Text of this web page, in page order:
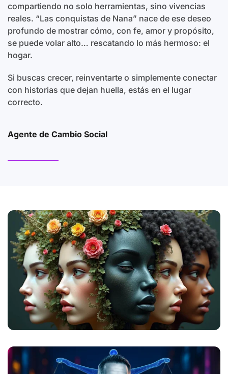
compartiendo no solo herramientas, sino vivencias
reales. “Las conquistas de Nana” nace de ese deseo
profundo de mostrar cómo, con fe, amor y propósito,
se puede volar alto… rescatando lo más hermoso: el
hogar.
Si buscas crecer, reinventarte o simplemente conectar
con historias que dejan huella, estás en el lugar
correcto.
Agente de Cambio Social